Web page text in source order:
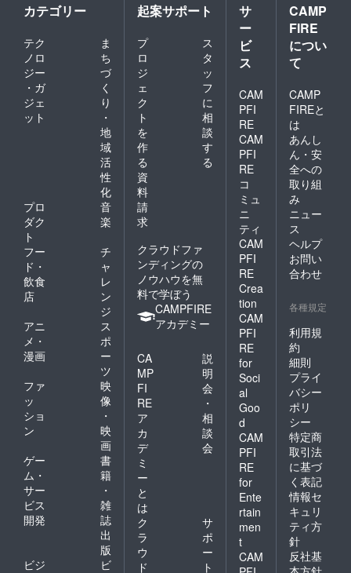
カテゴリー
テク
ノロ
ジー
・ガ
ジェ
ット
ま
ち
づ
く
り
・
地
域
活
性
化
プロ
ダク
ト
音
楽
フー
ド・
飲食
店
チ
ャ
レ
ン
ジ
アニ
メ・
漫画
ス
ポ
ー
ツ
ファ
ッ
ショ
ン
映
像
・
映
画
ゲー
ム・
サー
ビス
開発
書
籍
・
雑
誌
出
版
ビジ
ビ
起案サポート
プ
ロ
ジ
ェ
ク
ト
を
作
る
ス
タ
ッ
フ
に
相
談
す
る
資
料
請
求
クラウドファ
ンディングの
ノウハウを無
料で学ぼう
CAMPFIRE
アカデミー
CA
MP
FI
RE
ア
カ
デ
ミ
ー
と
は
説
明
会
・
相
談
会
ク
ラ
ウ
ド
サ
ポ
ー
ト
サ
ー
ビ
ス
CAM
PFI
RE
CAM
PFI
RE
コ
ミュ
ニ
ティ
CAM
PFI
RE
Crea
tion
CAM
PFI
RE
for
Soci
al
Goo
d
CAM
PFI
RE
for
Ente
rtain
men
t
CAM
CAMP
FIRE
につい
て
CAMP
FIREと
は
あんし
ん・安
全への
取り組
み
ニュー
ス
ヘルプ
お問い
合わせ
各種規定
利用規
約
細則
プライ
バシー
ポリ
シー
特定商
取引法
に基づ
く表記
情報セ
キュリ
ティ方
針
反社基